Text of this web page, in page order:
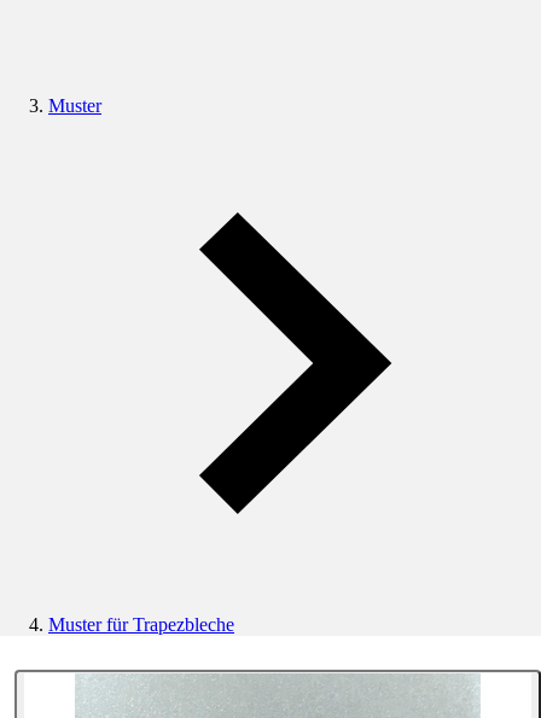
Muster
Muster für Trapezbleche